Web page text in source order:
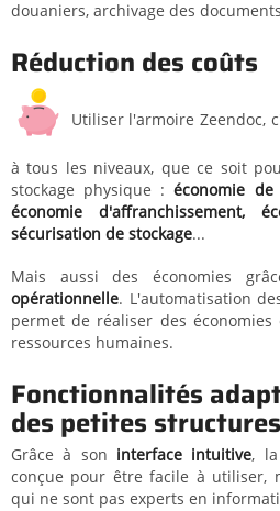
douaniers, archivage des
Réduction des coûts
Utiliser l'armoire Zeendoc,
à tous les niveaux, que ce soit
stockage physique : économie de
économie d'affranchissement,
sécurisation de stockage...
Mais aussi des économies
opérationnelle. L'automatisation
permet de réaliser des
ressources humaines.
Fonctionnalités
des petites structures
Grâce à son interface intuitive, la
conçue pour être facile à utiliser,
qui ne sont pas experts en